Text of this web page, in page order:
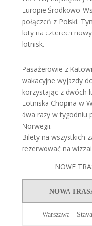
Europie Środkowo-
połączeń z Polski.
loty na czterech
lotnisk.
Pasażerowie z
wakacyjne wyjazdy
korzystając z dwóch
Lotniska Chopina w
dwa razy w tygodniu
Norwegii.
Bilety na wszystkich
rezerwować na
NOWE
NOWA
Warszawa –